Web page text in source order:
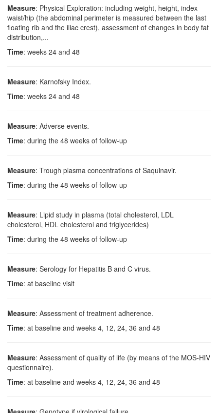
Measure: Physical Exploration: including weight, height, index
waist/hip (the abdominal perimeter is measured between the last
floating rib and the iliac crest), assessment of changes in body fat
distribution,...
Time: weeks 24 and 48
Measure: Karnofsky Index.
Time: weeks 24 and 48
Measure: Adverse events.
Time: during the 48 weeks of follow-up
Measure: Trough plasma concentrations of Saquinavir.
Time: during the 48 weeks of follow-up
Measure: Lipid study in plasma (total cholesterol, LDL
cholesterol, HDL cholesterol and triglycerides)
Time: during the 48 weeks of follow-up
Measure: Serology for Hepatitis B and C virus.
Time: at baseline visit
Measure: Assessment of treatment adherence.
Time: at baseline and weeks 4, 12, 24, 36 and 48
Measure: Assessment of quality of life (by means of the MOS-HIV
questionnaire).
Time: at baseline and weeks 4, 12, 24, 36 and 48